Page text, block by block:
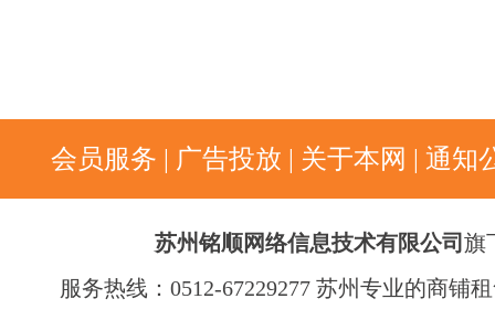
会员服务 | 广告投放 | 关于本网 | 通知
苏州铭顺网络信息技术有限公司 旗
服务热线：0512-67229277 苏州专业的商铺